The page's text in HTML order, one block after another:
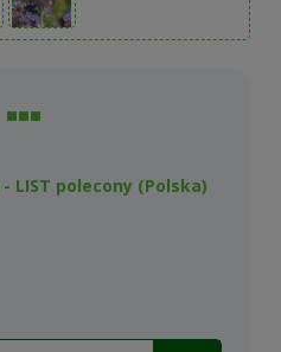
- LIST polecony (Polska)